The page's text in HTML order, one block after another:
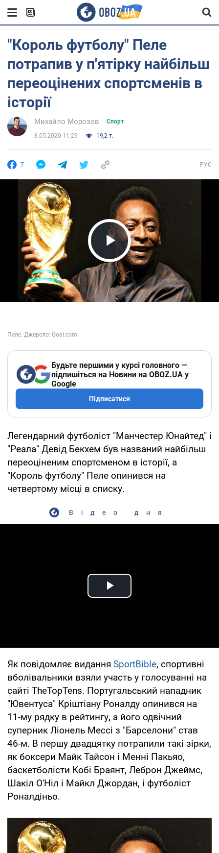
"Король футболу" Пеле
потрапив у п'ятірку найбільш
переоцінених спортсменів в
історії
Михайло Морозов Спорт
8.05.2020 11:29 19,2 т.
7 РУС
Play Video
Будьте першими у курсі головного —
підпишіться на Новини на OBOZ.UA у
Google
Підписатися
Легендарний футболіст "Манчестер Юнайтед" і
"Реала" Девід Бекхем був названий найбільш
переоціненим спортсменом в історії, а
"Король футболу" Пеле опинився на
четвертому місці в списку.
Відео дня
Play Video
Як повідомляє видання SportBible, спортивні
вболівальники взяли участь у голосуванні на
сайті TheTopTens. Португальський нападник
"Ювентуса" Кріштіану Роналду опинився на
11-му рядку в рейтингу, а його одвічний
суперник Ліонель Мессі з "Барселони" став
46-м. В першу двадцятку потрапили такі зірки,
як боксери Майк Тайсон і Менні Пакьяо,
баскетболісти Кобі Браянт, Леброн Джеймс,
Шакіл О'Ніл і Майкл Джордан, і футболіст
Роналдіньо.